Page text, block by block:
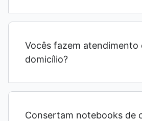
Vocês fazem atendimento
domicílio?
Consertam notebooks de